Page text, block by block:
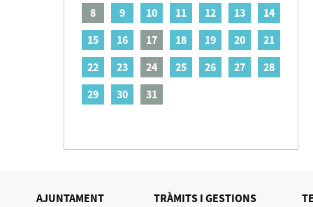
8
9 10 11 12 13
14
15
16 17 18 19 20
21
22
23 24 25 26 27
28
29
30 31
AJUNTAMENT
TRÀMITS I GESTIONS